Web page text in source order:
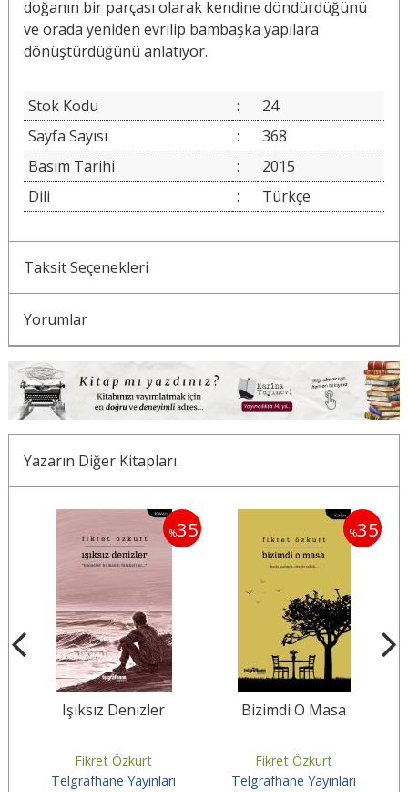
doğanın bir parçası olarak kendine döndürdüğünü
ve orada yeniden evrilip bambaşka yapılara
dönüştürdüğünü anlatıyor.
Stok Kodu :
24
Sayfa Sayısı
:
368
Basım Tarihi
:
2015
Dili
: Türkçe
Taksit Seçenekleri
Yorumlar
Yazarın Diğer Kitapları
%35
Işıksız Denizler
Fikret Özkurt
Telgrafhane Yayınları
%35
Bizimdi O Masa
Fikret Özkurt
Telgrafhane Yayınları